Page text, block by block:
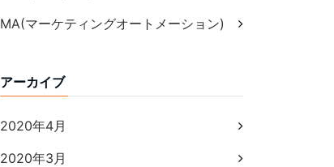
MA(マーケティングオートメーション)
アーカイブ
2020年4月
2020年3月